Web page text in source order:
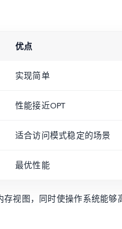
优点
实现简单
性能接近OPT
适合访问模式稳定的场景
最优性能
视图，同时使操作系统能够